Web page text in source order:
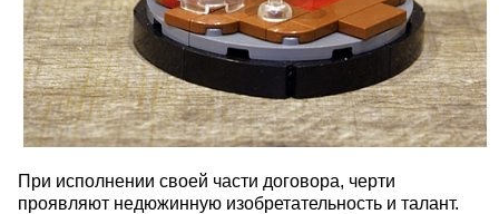
При исполнении своей части договора, черти
проявляют недюжинную изобретательность и талант.